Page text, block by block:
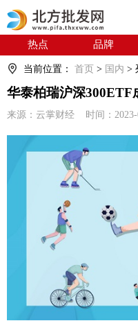
热点 品牌
干货
电商
会展
当前位置： 首页 > 国内 >
华泰柏瑞沪深
来源：云掌财经 时间：2023-